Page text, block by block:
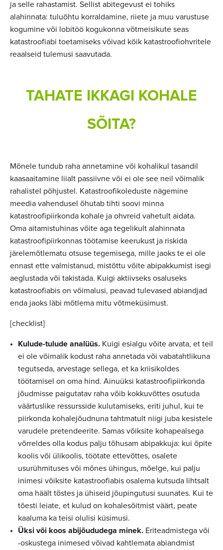
ja selle rahastamist. Sellist abitegevust ei tohiks
alahinnata: tuluõhtu korraldamine, riiete ja muu varustuse
kogumine või lobitöö kogukonna võtmeisikute seas
katastroofiabi toetamiseks võivad kõik katastroofiohvritele
reaalseid tulemusi saavutada.
TAHATE IKKAGI KOHALE
SÕITA?
Mõnele tundub raha annetamine või kohalikul tasandil
kaasaaitamine liialt passiivne või ei ole see neil võimalik
rahalistel põhjustel. Katastroofikoleduste nägemine
meedia vahendusel õhutab tihti soovi minna
katastroofipiirkonda kohale ja ohvreid vahetult aidata.
Oma aitamistuhinas võite aga tegelikult alahinnata
katastroofipiirkonnas töötamise keerukust ja riskida
järelemõtlematu otsuse tegemisega, mille jaoks te ei ole
ennast ette valmistanud, mistõttu võite abipakkumist isegi
aeglustada või takistada. Kuigi aktiivseks osaluseks
katastroofiabis on võimalusi, peavad tulevased abiandjad
enda jaoks läbi mõtlema mitu võtmeküsimust.
[checklist]
Kulude-tulude analüüs. Kuigi esialgu võite arvata, et teil
ei ole võimalik kodust raha annetada või vabatahtlikuna
tegutseda, arvestage sellega, et ka kriisikoldes
töötamisel on oma hind. Ainuüksi katastroofipiirkonda
jõudmisse paigutatav raha võib kokkuvõttes osutuda
väärtuslike ressursside kulutamiseks, eriti juhul, kui te
piirkonda kohalejõudnuna tahtmatult niigi juba kesistele
varudele pretendeerite. Samas võiksite kohapealsega
võrreldes olla kodus palju tõhusam abipakkuja: kui õpite
koolis või ülikoolis, töötate ettevõttes, osalete
usurühmituses või mõnes ühingus, mõelge, kui palju
inimesi võiksite katastroofiabis osalema kutsuda lihtsalt
oma häält tõstes ja ühiseid jõupingutusi suunates. Kui te
tõesti leiate, et kulud on kohalesõitmist väärt, peate
kaaluma ka teisi olulisi küsimusi.
Üksi või koos abijõududega minek. Eriteadmistega või
-oskustega inimesed võivad kahtlemata abiandmist